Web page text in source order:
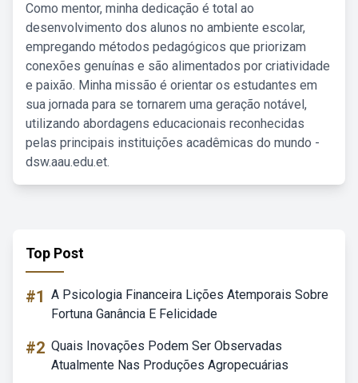
Como mentor, minha dedicação é total ao
desenvolvimento dos alunos no ambiente escolar,
empregando métodos pedagógicos que priorizam
conexões genuínas e são alimentados por criatividade
e paixão. Minha missão é orientar os estudantes em
sua jornada para se tornarem uma geração notável,
utilizando abordagens educacionais reconhecidas
pelas principais instituições acadêmicas do mundo -
dsw.aau.edu.et.
Top Post
#1 A Psicologia Financeira Lições Atemporais Sobre
Fortuna Ganância E Felicidade
#2 Quais Inovações Podem Ser Observadas
Atualmente Nas Produções Agropecuárias